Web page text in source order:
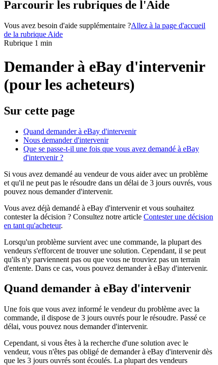
Parcourir les rubriques de l'Aide
Vous avez besoin d'aide supplémentaire ?Allez à la page d'accueil
de la rubrique Aide
Rubrique 1 min
Demander à eBay d'intervenir
(pour les acheteurs)
Sur cette page
Quand demander à eBay d'intervenir
Nous demander d'intervenir
Que se passe-t-il une fois que vous avez demandé à eBay
d'intervenir ?
Si vous avez demandé au vendeur de vous aider avec un problème
et qu'il ne peut pas le résoudre dans un délai de 3 jours ouvrés, vous
pouvez nous demander d'intervenir.
Vous avez déjà demandé à eBay d'intervenir et vous souhaitez
contester la décision ? Consultez notre article Contester une décision
en tant qu'acheteur.
Lorsqu'un problème survient avec une commande, la plupart des
vendeurs s'efforcent de trouver une solution. Cependant, il se peut
qu'ils n'y parviennent pas ou que vous ne trouviez pas un terrain
d'entente. Dans ce cas, vous pouvez demander à eBay d'intervenir.
Quand demander à eBay d'intervenir
Une fois que vous avez informé le vendeur du problème avec la
commande, il dispose de 3 jours ouvrés pour le résoudre. Passé ce
délai, vous pouvez nous demander d'intervenir.
Cependant, si vous êtes à la recherche d'une solution avec le
vendeur, vous n'êtes pas obligé de demander à eBay d'intervenir dès
que les 3 jours ouvrés sont écoulés. La plupart des vendeurs